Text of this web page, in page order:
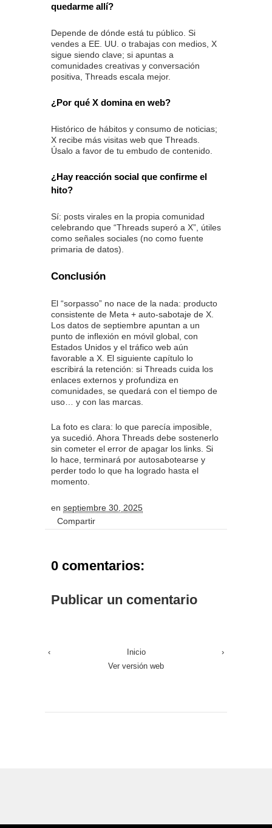
quedarme allí?
Depende de dónde está tu público. Si
vendes a EE. UU. o trabajas con medios, X
sigue siendo clave; si apuntas a
comunidades creativas y conversación
positiva, Threads escala mejor.
¿Por qué X domina en web?
Histórico de hábitos y consumo de noticias;
X recibe más visitas web que Threads.
Úsalo a favor de tu embudo de contenido.
¿Hay reacción social que confirme el
hito?
Sí: posts virales en la propia comunidad
celebrando que “Threads superó a X”, útiles
como señales sociales (no como fuente
primaria de datos).
Conclusión
El “sorpasso” no nace de la nada: producto
consistente de Meta + auto-sabotaje de X.
Los datos de septiembre apuntan a un
punto de inflexión en móvil global, con
Estados Unidos y el tráfico web aún
favorable a X. El siguiente capítulo lo
escribirá la retención: si Threads cuida los
enlaces externos y profundiza en
comunidades, se quedará con el tiempo de
uso… y con las marcas.
La foto es clara: lo que parecía imposible,
ya sucedió. Ahora Threads debe sostenerlo
sin cometer el error de apagar los links. Si
lo hace, terminará por autosabotearse y
perder todo lo que ha logrado hasta el
momento.
en septiembre 30, 2025
Compartir
0 comentarios:
Publicar un comentario
‹ ›
Inicio
Ver versión web